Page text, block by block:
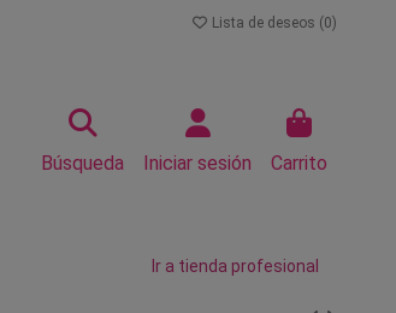
Lista de deseos (0)
Búsqueda Iniciar sesión Carrito
Ir a tienda profesional